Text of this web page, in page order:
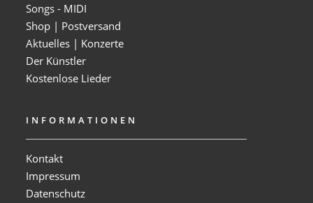
Songs - MIDI
Shop | Postversand
Aktuelles | Konzerte
Der Künstler
Kostenlose Lieder
INFORMATIONEN
Kontakt
Impressum
Datenschutz